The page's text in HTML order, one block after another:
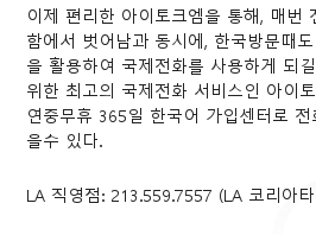
이제 편리한 아이토크엠을 통해, 매번
함에서 벗어남과 동시에, 한국방문때
을 활용하여 국제전화를 사용하게 되
위한 최고의 국제전화 서비스인 아이
연중무휴 365일 한국어 가입센터로
을수 있다.
LA 직영점: 213.559.7557 (LA 코리아